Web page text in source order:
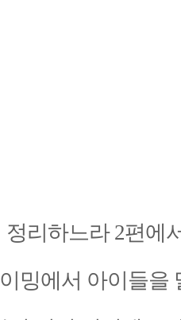
정리하느라 2편에
밍에서 아이들을